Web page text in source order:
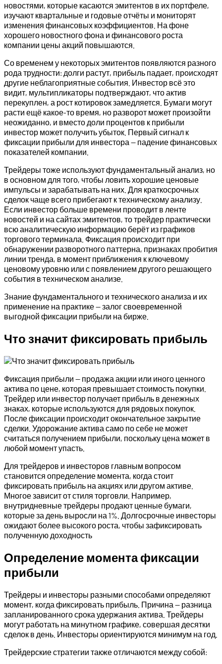
новостями, которые касаются эмитентов в их портфеле,
изучают квартальные и годовые отчёты и мониторят
изменения финансовых коэффициентов. На фоне
хорошего новостного фона и финансового роста
компании цены акций повышаются.
Со временем у некоторых эмитентов появляются разного
рода трудности: долги растут, прибыль падает, происходят
другие неблагоприятные события. Инвестор всё это
видит, мультипликаторы подтверждают, что актив
перекуплен, а рост котировок замедляется. Бумаги могут
расти ещё какое-то время, но разворот может произойти
неожиданно, и вместо доли процентов к прибыли
инвестор может получить убыток. Первый сигнал к
фиксации прибыли для инвестора — падение финансовых
показателей компании.
Трейдеры тоже используют фундаментальный анализ, но
в основном для того, чтобы ловить хорошие ценовые
импульсы и зарабатывать на них. Для краткосрочных
сделок чаще всего прибегают к техническому анализу.
Если инвестор больше времени проводит в ленте
новостей и на сайтах эмитентов, то трейдер практически
всю аналитическую информацию берёт из графиков
торгового терминала. Фиксация происходит при
обнаружении разворотного паттерна, признаках пробития
линии тренда, в момент приближения к ключевому
ценовому уровню или с появлением другого решающего
события в техническом анализе.
Знание фундаментального и технического анализа и их
применение на практике — залог своевременной
выгодной фиксации прибыли на бирже.
Что значит фиксировать прибыль
Фиксация прибыли — продажа акции или иного ценного
актива по цене, которая превышает стоимость покупки.
Трейдер или инвестор получает прибыль в денежных
знаках, которые используются для рядовых покупок.
После фиксации происходит окончательное закрытие
сделки. Удорожание актива само по себе не может
считаться получением прибыли, поскольку цена может в
любой момент упасть.
Для трейдеров и инвесторов главным вопросом
становится определение момента, когда стоит
фиксировать прибыль на акциях или другом активе.
Многое зависит от стиля торговли. Например,
внутридневные трейдеры продают ценные бумаги,
которые за день выросли на 1%. Долгосрочные инвесторы
ожидают более высокого роста, чтобы зафиксировать
полученную доходность
Определение момента фиксации
прибыли
Трейдеры и инвесторы разными способами определяют
момент, когда фиксировать прибыль. Причина — разница
запланированного срока удержания актива. Трейдеры
могут работать на минутном графике, совершая десятки
сделок в день. Инвесторы ориентируются минимум на год.
Трейдерские стратегии также отличаются между собой: